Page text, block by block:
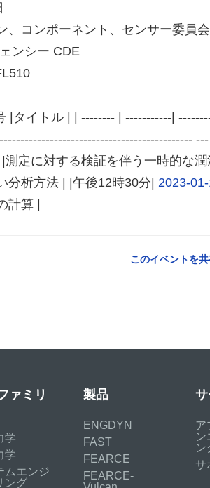
、コンポーネント、センサー委員
ンシー CDE
|タイトル | | -------- | -----------|
定に対する検証を伴う一時的な
分析方法 | |午後12時30分| 2023-
計算 |
このイベントを
ァミリ
学
学
ムエンジ
ング
製品
ENGDYN
FAST
FEARCE
FEARCE-
ア
ン
ン
サ